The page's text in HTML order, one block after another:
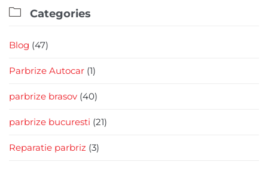
 Categories
Blog (47)
Parbrize Autocar (1)
parbrize brasov (40)
parbrize bucuresti (21)
Reparatie parbriz (3)